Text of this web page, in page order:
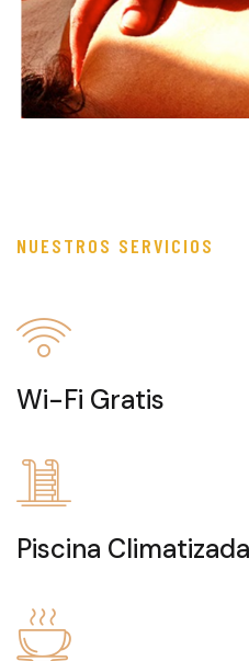
NUESTROS SERVICIOS
Wi-Fi Gratis
Piscina Climatizada